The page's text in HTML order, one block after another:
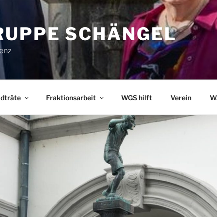
SCHÄNGEL
Fraktionsarbeit WGS hilft Verein